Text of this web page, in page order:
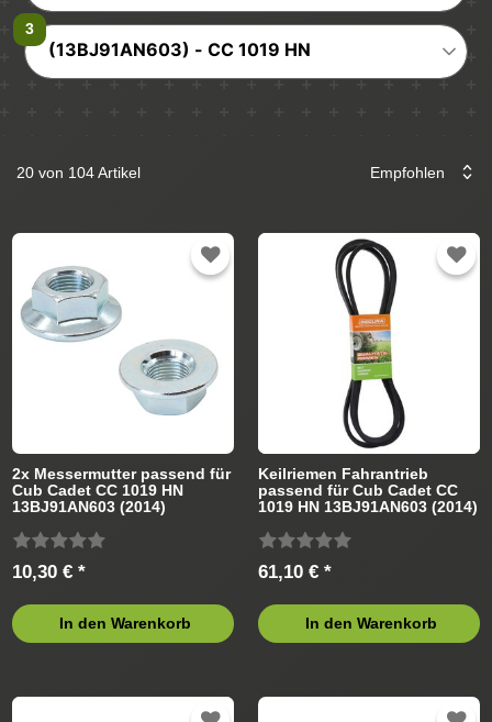
(13BJ91AN603) - CC 1019 HN
20 von 104 Artikel
2x Messermutter passend für
Cub Cadet CC 1019 HN
13BJ91AN603 (2014)
10,30 € *
In den Warenkorb
Keilriemen Fahrantrieb
passend für Cub Cadet CC
1019 HN 13BJ91AN603 (2014)
61,10 € *
In den Warenkorb